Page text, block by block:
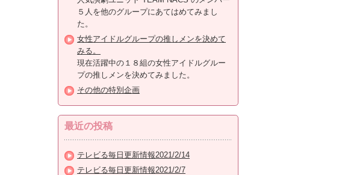
５人を他のグループにあてはめてみまし
た。
女性アイドルグループの推しメンを決めて
みる。
現在活躍中の１８組の女性アイドルグルー
プの推しメンを決めてみました。
その他の特別企画
最近の投稿
テレビる毎日更新情報2021/2/14
テレビる毎日更新情報2021/2/7